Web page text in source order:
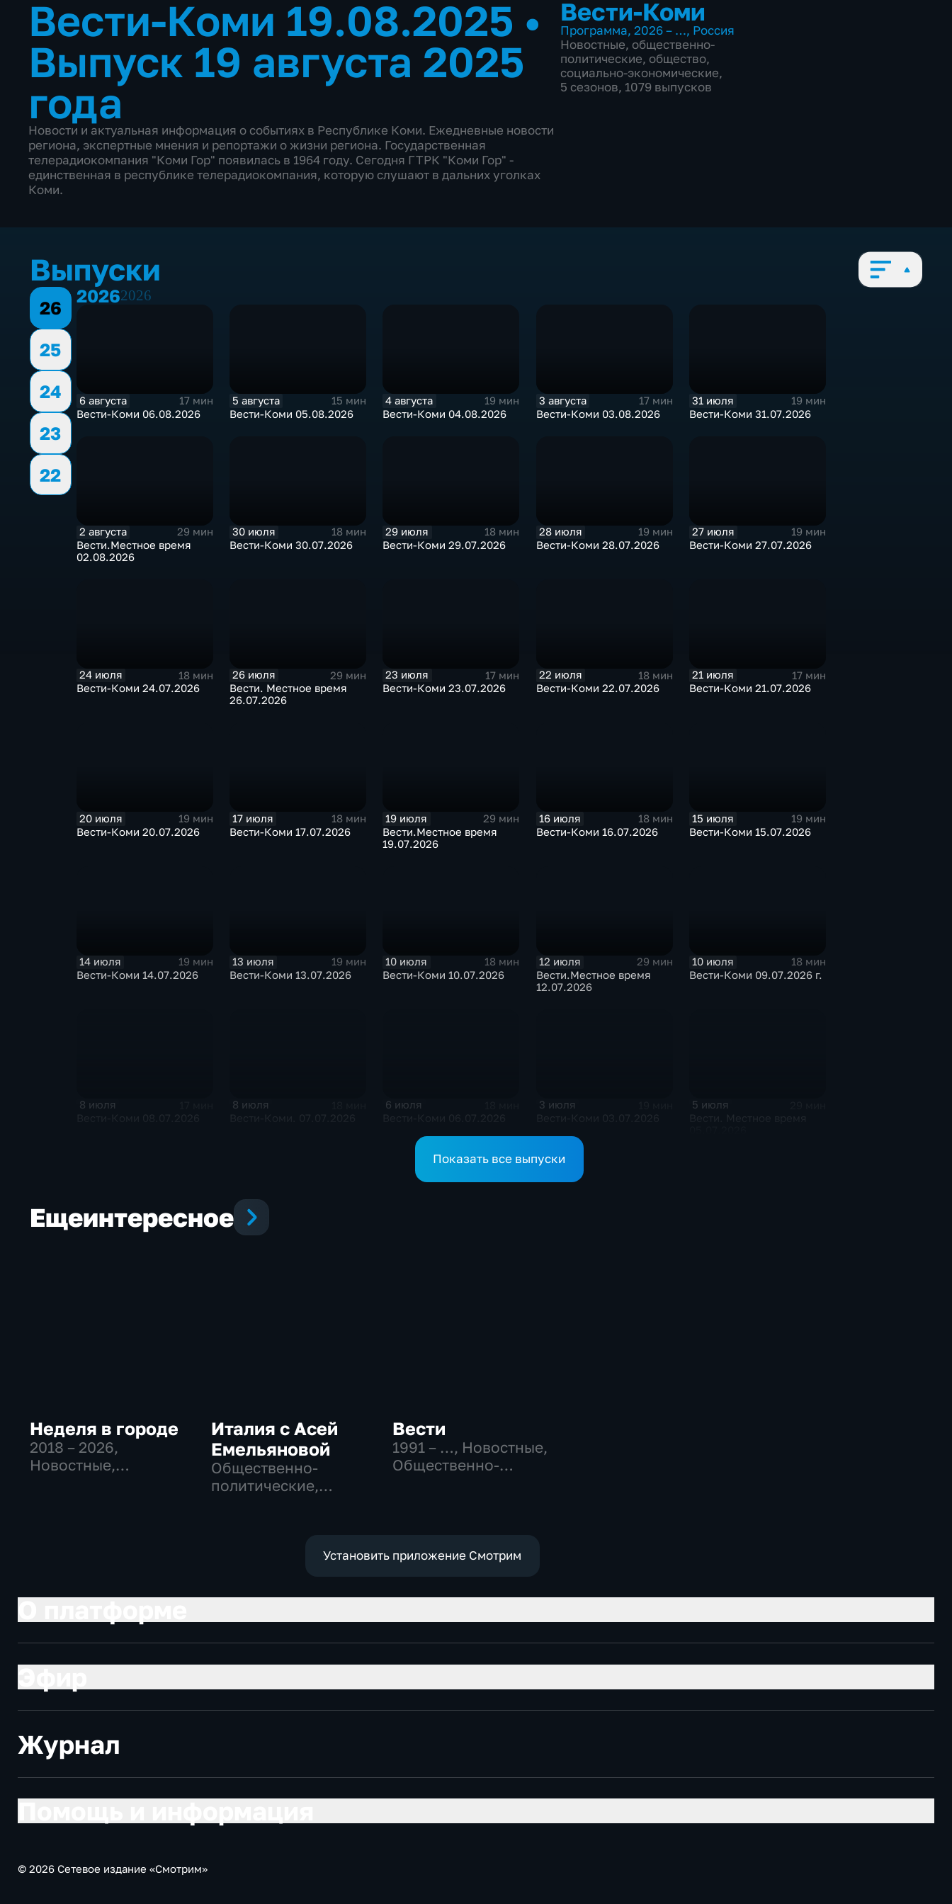
Вести-Коми 19.08.2025 •
Выпуск 19 августа 2025
года
Новости и актуальная информация о событиях в Республике Коми. Ежедневные новости
региона, экспертные мнения и репортажи о жизни региона. Государственная
телерадиокомпания "Коми Гор" появилась в 1964 году. Сегодня ГТРК "Коми Гор" -
единственная в республике телерадиокомпания, которую слушают в дальних уголках
Коми.
Вести-Коми
Программа, 2026 – …, Россия
Новостные, общественно-
политические, общество,
социально-экономические,
5 сезонов, 1079 выпусков
Выпуски
26
25
24
23
22
20262026
6 августа
17 мин
Вести-Коми 06.08.2026
5 августа
15 мин
Вести-Коми 05.08.2026
4 августа
19 мин
Вести-Коми 04.08.2026
3 августа
17 мин
Вести-Коми 03.08.2026
31 июля
19 мин
Вести-Коми 31.07.2026
2 августа
29 мин
Вести.Местное время
02.08.2026
30 июля
18 мин
Вести-Коми 30.07.2026
29 июля
18 мин
Вести-Коми 29.07.2026
28 июля
19 мин
Вести-Коми 28.07.2026
27 июля
19 мин
Вести-Коми 27.07.2026
24 июля
18 мин
Вести-Коми 24.07.2026
26 июля
29 мин
Вести. Местное время
26.07.2026
23 июля
17 мин
Вести-Коми 23.07.2026
22 июля
18 мин
Вести-Коми 22.07.2026
21 июля
17 мин
Вести-Коми 21.07.2026
20 июля
19 мин
Вести-Коми 20.07.2026
17 июля
18 мин
Вести-Коми 17.07.2026
19 июля
29 мин
Вести.Местное время
19.07.2026
16 июля
18 мин
Вести-Коми 16.07.2026
15 июля
19 мин
Вести-Коми 15.07.2026
14 июля
19 мин
Вести-Коми 14.07.2026
13 июля
19 мин
Вести-Коми 13.07.2026
10 июля
18 мин
Вести-Коми 10.07.2026
12 июля
29 мин
Вести.Местное время
12.07.2026
10 июля
18 мин
Вести-Коми 09.07.2026 г.
8 июля 8 июля 6 июля 3 июля 5 июля
Показать все выпуски
Ещеинтересное
Неделя в городе
2018 – 2026,
Новостные,
Италия с Асей
Емельяновой
Общественно-
политические,
Вести
1991 – …, Новостные,
Общественно-
Установить приложение Смотрим
Журнал
© 2026 Сетевое издание «Смотрим»